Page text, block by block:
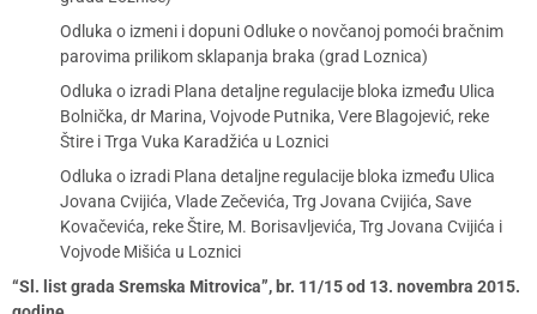
Odluka o izmeni i dopuni Odluke o novčanoj pomoći bračnim
parovima prilikom sklapanja braka (grad Loznica)
Odluka o izradi Plana detaljne regulacije bloka između Ulica
Bolnička, dr Marina, Vojvode Putnika, Vere Blagojević, reke
Štire i Trga Vuka Karadžića u Loznici
Odluka o izradi Plana detaljne regulacije bloka između Ulica
Jovana Cvijića, Vlade Zečevića, Trg Jovana Cvijića, Save
Kovačevića, reke Štire, M. Borisavljevića, Trg Jovana Cvijića i
Vojvode Mišića u Loznici
“Sl. list grada Sremska Mitrovica”, br. 11/15 od 13. novembra 2015.